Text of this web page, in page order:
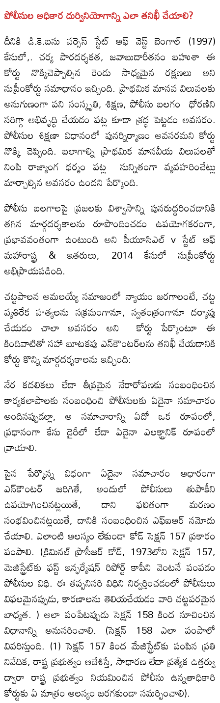
పోలీసుల అధికార దుర్వినియోగాన్ని ఎలా తనిఖీ చేయాలి?
దీనికి డి.కె.బసు వర్సెస్ స్టేట్ ఆఫ్ వెస్ట్ బెంగాల్ (1997)
కేసులో,. చర్య పారదర్శకత, జవాబుదారీతనం బహుశా ఈ
కోర్టు నొక్కిచెప్పాల్సిన రెండు సాధ్యమైన రక్షణలు అని
సుప్రీంకోర్టు సమాధానం ఇచ్చింది. ప్రాథమిక మానవ విలువలకు
అనుగుణంగా పని సంస్కృతి, శిక్షణ, పోలీసు బలగం ధోరణిని
సరిగ్గా అభివృద్ధి చేయడం పట్ల కూడా శ్రద్ధ పెట్టడం అవసరం.
పోలీసుల శిక్షణా విధానంలో పునర్నిర్మాణం అవసరమని కోర్టు
నొక్కి చెప్పింది. బలాగాల్ని ప్రాథమిక మానవీయ విలువలతో
నింపి రాజ్యాంగ ధర్మం పట్ల సున్నితంగా వ్యవహరించేట్లు
మార్చాల్సిన అవసరం ఉందని పేర్కొంది.
పోలీసు బలగాలపై ప్రజలకు విశ్వాసాన్ని పునరుద్ధరించడానికి
తగిన మార్గదర్శకాలను రూపొందించడం ఉపయోగకరంగా,
ప్రభావవంతంగా ఉంటుంది అని పీయూసిఎల్ v స్టేట్ ఆఫ్
మహారాష్ట్ర & ఇతరులు, 2014 కేసులో సుప్రీంకోర్టు
అభిప్రాయపడింది.
చట్టపాలన అమలయ్యే సమాజంలో న్యాయం జరగాలంటే, చట్ట
వ్యతిరేక హత్యలను సక్రమంగానూ, స్వతంత్రంగానూ దర్యాప్తు
చేయడం చాలా అవసరం అని కోర్టు పేర్కొంటూ ఈ
కిందివాటితో సహా బూటకపు ఎన్‌కౌంటర్‌లను తనిఖీ చేయడానికి
కోర్టు కొన్ని మార్గదర్శకాలను ఇచ్చింది:
నేర కదలికలు లేదా తీవ్రమైన నేరారోపణకు సంబంధించిన
కార్యకలాపాలకు సంబంధించి పోలీసులకు ఏదైనా సమాచారం
అందినప్పుడల్లా, ఆ సమాచారాన్ని ఏదో ఒక రూపంలో,
ప్రధానంగా కేసు డైరీలో లేదా ఏదైనా ఎలక్ట్రానిక్ రూపంలో
వ్రాయాలి.
పైన పేర్కొన్న విధంగా ఏదైనా సమాచారం ఆధారంగా
ఎన్‌కౌంటర్ జరిగితే, అందులో పోలీసులు తుపాకీని
ఉపయోగించినట్లయితే, దాని ఫలితంగా మరణం
సంభవించినట్లయితే, దానికి సంబంధించిన ఎఫ్ఐఆర్ నమోదు
చేయాలి. ఎలాంటి ఆలస్యం లేకుండా కోడ్ సెక్షన్ 157 ప్రకారం
పంపాలి. (క్రిమినల్ ప్రొసీజర్ కోడ్, 1973లోని సెక్షన్ 157,
మెజిస్ట్రేట్‌కు ఫస్ట్ ఇన్ఫర్మేషన్ రిపోర్ట్ కాపీని వెంటనే పంపడం
పోలీసుల విధి. ఈ తప్పనిసరి విధిని నిర్వర్తించడంలో పోలీసులు
విఫలమైనప్పుడు, కారణాలను తెలియచేయడం వారి చట్టపరమైన
బాధ్యత. ) అలా పంపేటప్పుడు సెక్షన్ 158 కింద సూచించిన
విధానాన్ని అనుసరించాలి. (సెక్షన్ 158 ఎలా పంపాలో
వివరిస్తుంది. (1) సెక్షన్ 157 కింద మేజిస్ట్రేట్‌కు పంపిన ప్రతి
నివేదిక, రాష్ట్ర ప్రభుత్వం ఆదేశిస్తే, సాధారణ లేదా ప్రత్యేక ఉత్తర్వు
ద్వారా రాష్ట్ర ప్రభుత్వం నియమించిన పోలీసు ఉన్నతాధికారి
కోర్టుకు ఏ మాత్రం ఆలస్యం జరగకుండా సమర్పించాలి).